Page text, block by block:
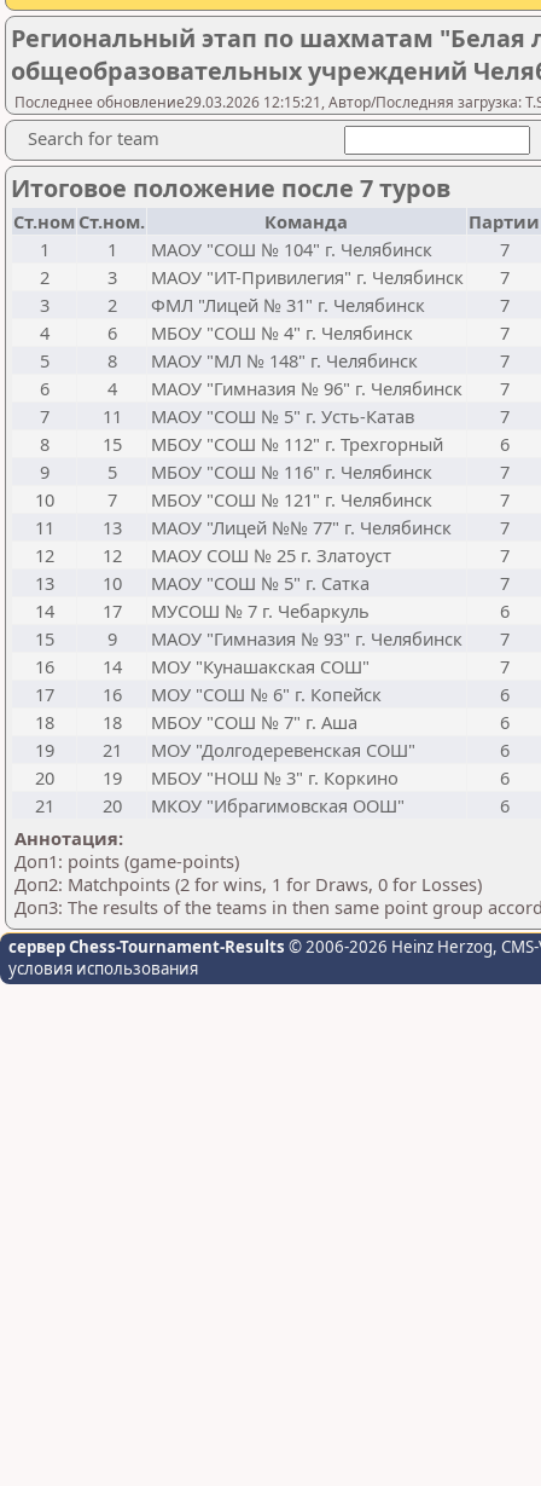
Региональный этап по шахматам "Белая
общеобразовательных учреждений
Последнее обновление29.03.2026 12:15:21, Автор/Последняя загрузка:
Search for team
Итоговое положение после 7 туров
Ст.ном Ст.ном. Команда
Партии
1
1 МАОУ "СОШ № 104" г. Челябинск
7
2
3 МАОУ "ИТ-Привилегия" г. Челябинск
7
3
2 ФМЛ "Лицей № 31" г. Челябинск
7
4
6 МБОУ "СОШ № 4" г. Челябинск
7
5
8 МАОУ "МЛ № 148" г. Челябинск
7
6
4 МАОУ "Гимназия № 96" г. Челябинск
7
7
11 МАОУ "СОШ № 5" г. Усть-Катав
7
8
15 МБОУ "СОШ № 112" г. Трехгорный
6
9
5 МБОУ "СОШ № 116" г. Челябинск
7
10
7 МБОУ "СОШ № 121" г. Челябинск
7
11
13 МАОУ "Лицей №№ 77" г. Челябинск
7
12
12 МАОУ СОШ № 25 г. Златоуст
7
13
10 МАОУ "СОШ № 5" г. Сатка
7
14
17 МУСОШ № 7 г. Чебаркуль
6
15
9 МАОУ "Гимназия № 93" г. Челябинск
7
16
14 МОУ "Кунашакская СОШ"
7
17
16 МОУ "СОШ № 6" г. Копейск
6
18
18 МБОУ "СОШ № 7" г. Аша
6
19
21 МОУ "Долгодеревенская СОШ"
6
20
19 МБОУ "НОШ № 3" г. Коркино
6
21
20 МКОУ "Ибрагимовская ООШ"
6
Аннотация:
Доп1: points (game-points)
Доп2: Matchpoints (2 for wins, 1 for Draws, 0 for Losses)
Доп3: The results of the teams in then same point group
сервер Chess-Tournament-Results © 2006-2026 Heinz Herzog,
условия использования